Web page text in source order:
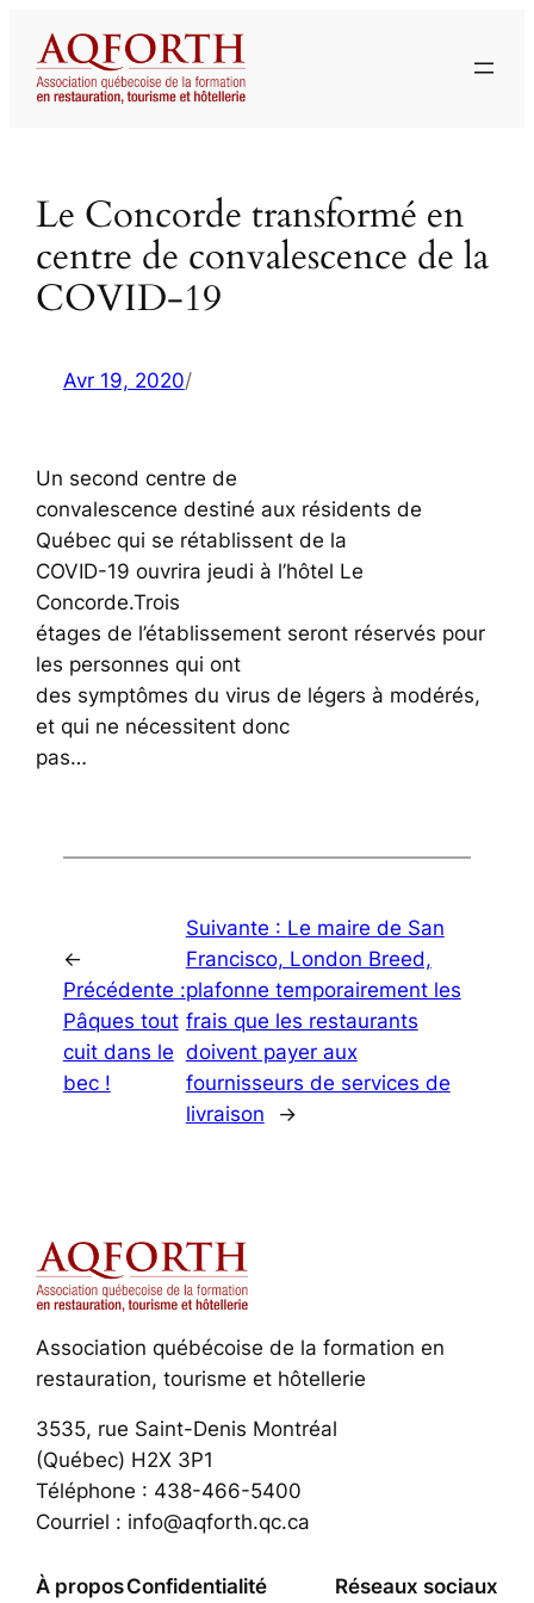
contenu
Le Concorde transformé en
centre de convalescence de la
COVID-19
Avr 19, 2020/
Un second centre de
convalescence destiné aux résidents de
Québec qui se rétablissent de la
COVID-19 ouvrira jeudi à l’hôtel Le
Concorde.Trois
étages de l’établissement seront réservés pour
les personnes qui ont
des symptômes du virus de légers à modérés,
et qui ne nécessitent donc
pas…
←
Précédente :
Pâques tout
cuit dans le
bec !
Suivante : Le maire de San
Francisco, London Breed,
plafonne temporairement les
frais que les restaurants
doivent payer aux
fournisseurs de services de
livraison
→
Association québécoise de la formation en
restauration, tourisme et hôtellerie
3535, rue Saint-Denis Montréal
(Québec) H2X 3P1
Téléphone : 438-466-5400
Courriel : info@aqforth.qc.ca
À proposConfidentialité Réseaux sociaux